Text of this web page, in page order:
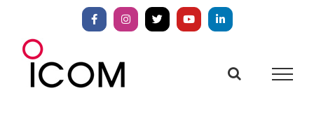
springen
FacebookInstagram
X YouTubeLinkedIn